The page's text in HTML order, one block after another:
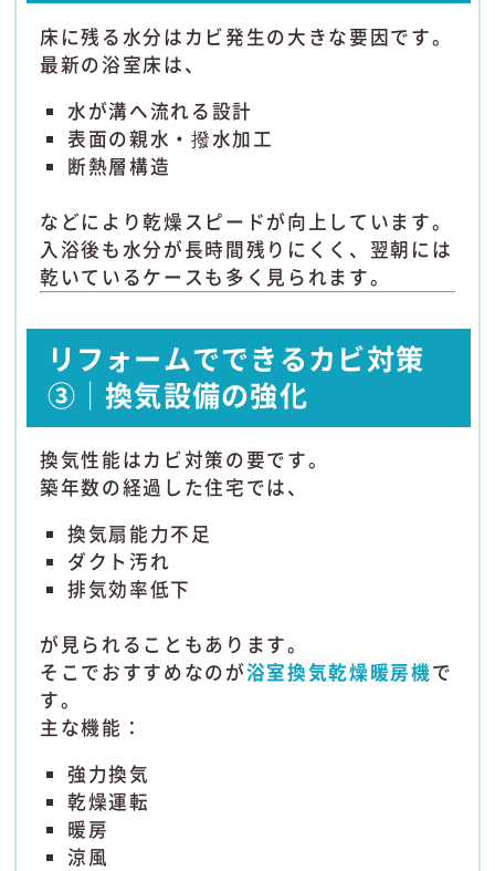
床に残る水分はカビ発生の大きな要因です。
最新の浴室床は、
水が溝へ流れる設計
表面の親水・撥水加工
断熱層構造
などにより乾燥スピードが向上しています。
入浴後も水分が長時間残りにくく、翌朝には
乾いているケースも多く見られます。
リフォームでできるカビ対策
③｜換気設備の強化
換気性能はカビ対策の要です。
築年数の経過した住宅では、
換気扇能力不足
ダクト汚れ
排気効率低下
が見られることもあります。
そこでおすすめなのが浴室換気乾燥暖房機で
す。
主な機能：
強力換気
乾燥運転
暖房
涼風